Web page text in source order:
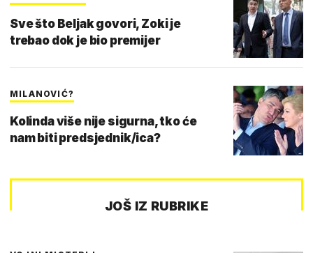
Sve što Beljak govori, Zoki je
trebao dok je bio premijer
MILANOVIĆ?
Kolinda više nije sigurna, tko će
nam biti predsjednik/ica?
JOŠ IZ RUBRIKE